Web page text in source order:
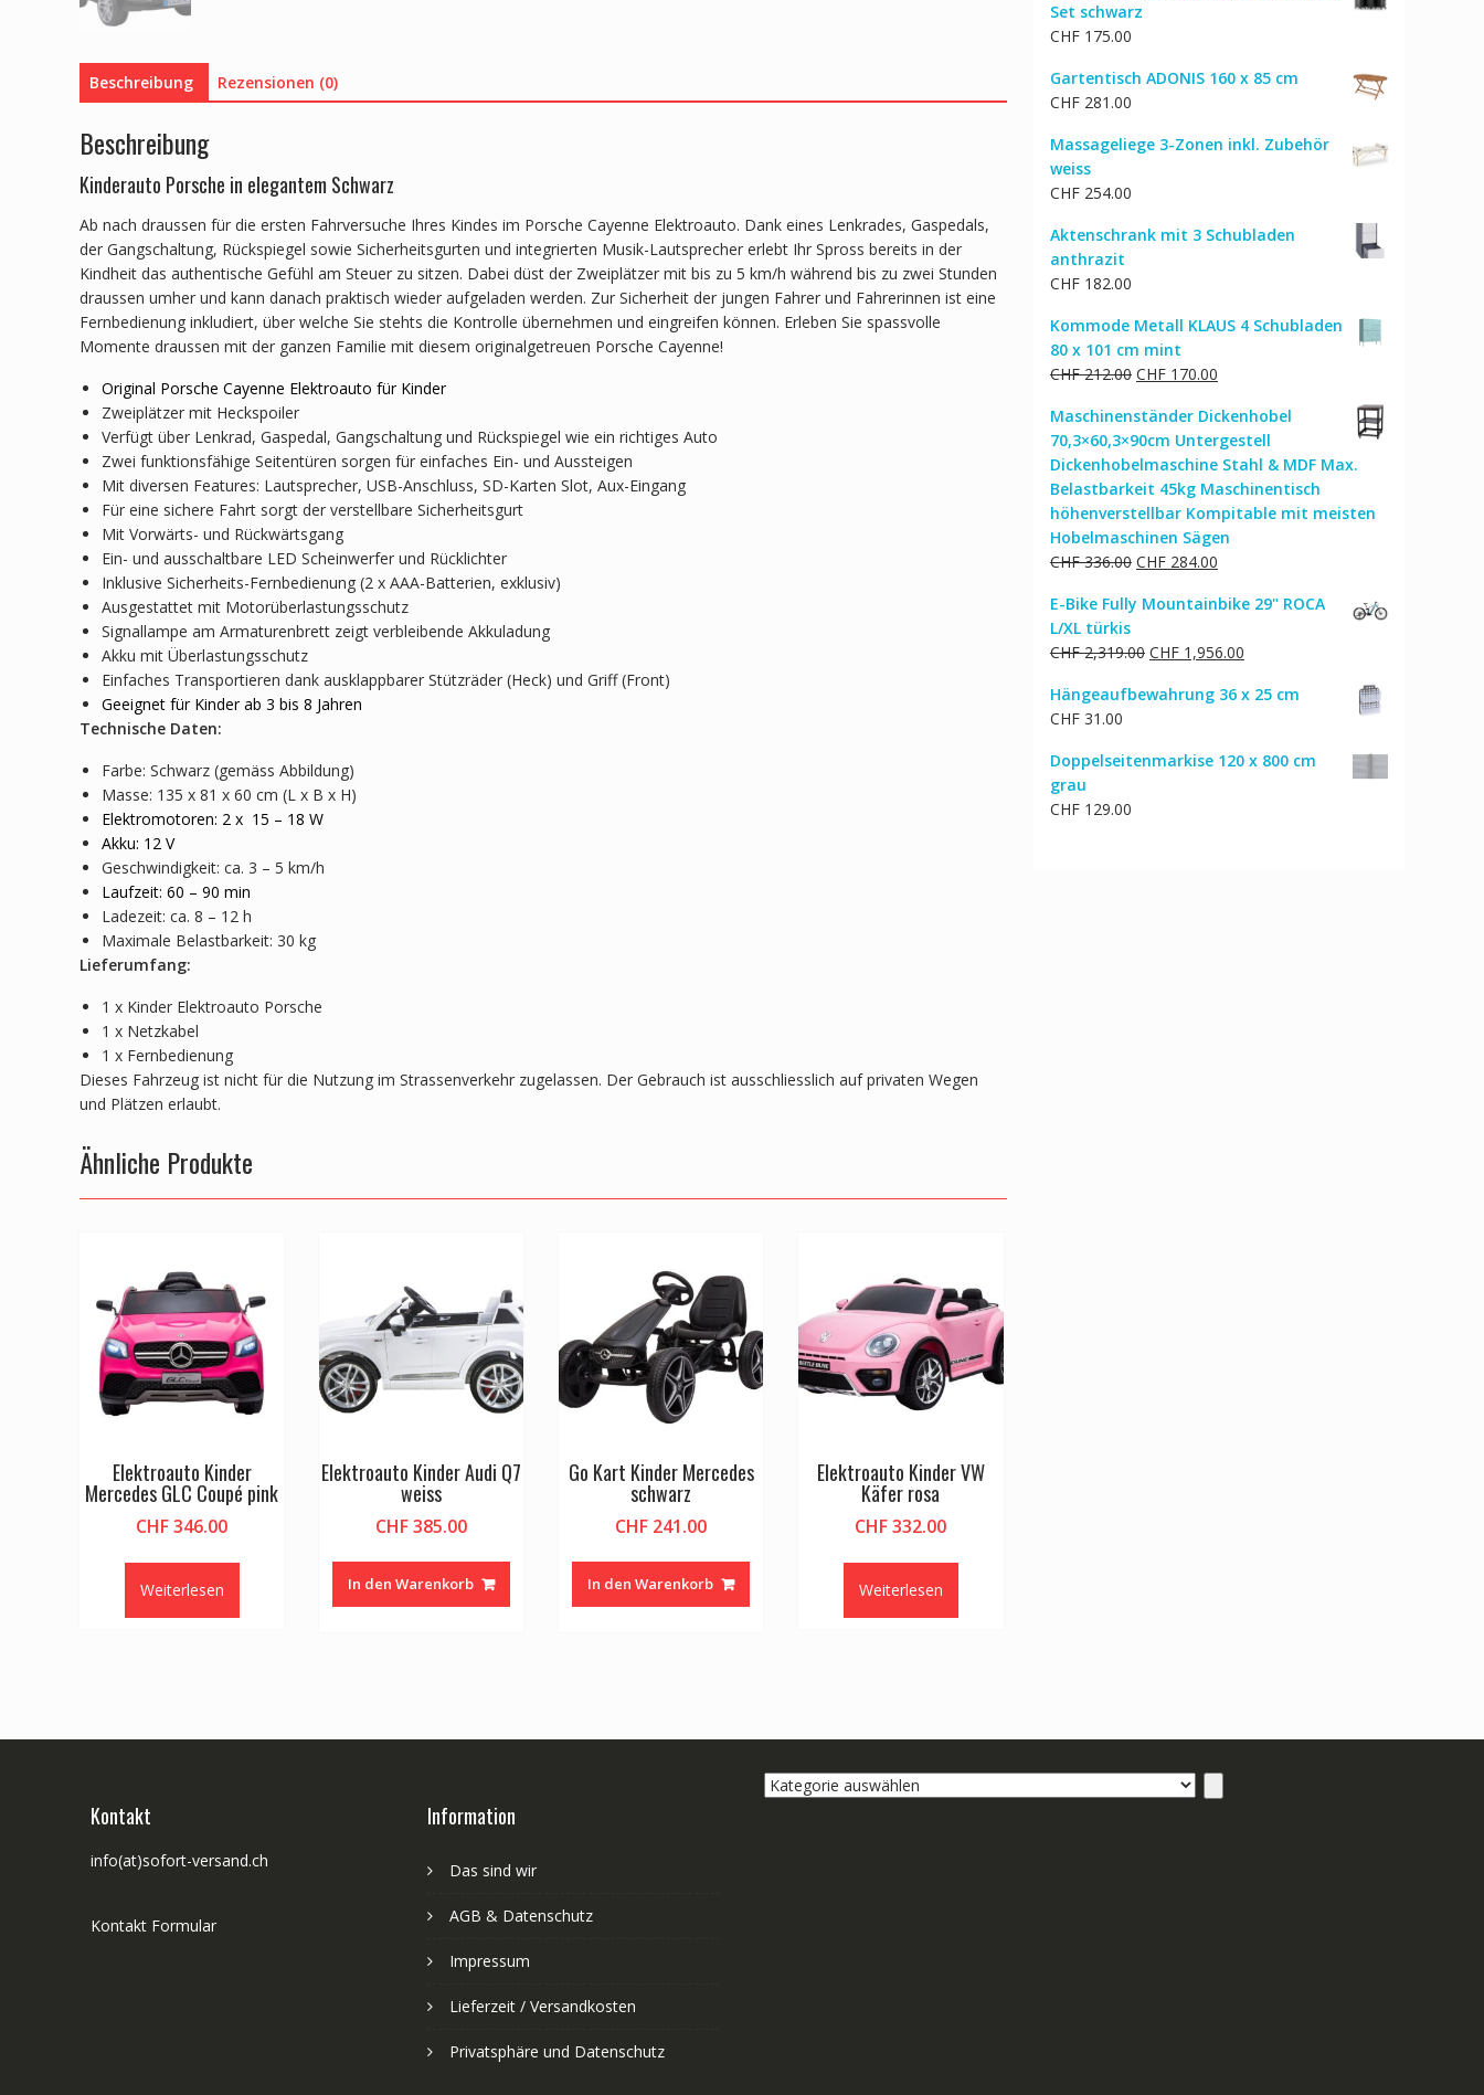
Beschreibung Rezensionen (0)
Beschreibung
Kinderauto Porsche in elegantem Schwarz
Ab nach draussen für die ersten Fahrversuche Ihres Kindes im Porsche Cayenne Elektroauto. Dank eines Lenkrades, Gaspedals,
der Gangschaltung, Rückspiegel sowie Sicherheitsgurten und integrierten Musik-Lautsprecher erlebt Ihr Spross bereits in der
Kindheit das authentische Gefühl am Steuer zu sitzen. Dabei düst der Zweiplätzer mit bis zu 5 km/h während bis zu zwei Stunden
draussen umher und kann danach praktisch wieder aufgeladen werden. Zur Sicherheit der jungen Fahrer und Fahrerinnen ist eine
Fernbedienung inkludiert, über welche Sie stehts die Kontrolle übernehmen und eingreifen können. Erleben Sie spassvolle
Momente draussen mit der ganzen Familie mit diesem originalgetreuen Porsche Cayenne!
Original Porsche Cayenne Elektroauto für Kinder
Zweiplätzer mit Heckspoiler
Verfügt über Lenkrad, Gaspedal, Gangschaltung und Rückspiegel wie ein richtiges Auto
Zwei funktionsfähige Seitentüren sorgen für einfaches Ein- und Aussteigen
Mit diversen Features: Lautsprecher, USB-Anschluss, SD-Karten Slot, Aux-Eingang
Für eine sichere Fahrt sorgt der verstellbare Sicherheitsgurt
Mit Vorwärts- und Rückwärtsgang
Ein- und ausschaltbare LED Scheinwerfer und Rücklichter
Inklusive Sicherheits-Fernbedienung (2 x AAA-Batterien, exklusiv)
Ausgestattet mit Motorüberlastungsschutz
Signallampe am Armaturenbrett zeigt verbleibende Akkuladung
Akku mit Überlastungsschutz
Einfaches Transportieren dank ausklappbarer Stützräder (Heck) und Griff (Front)
Geeignet für Kinder ab 3 bis 8 Jahren
Technische Daten:
Farbe: Schwarz (gemäss Abbildung)
Masse: 135 x 81 x 60 cm (L x B x H)
Elektromotoren: 2 x 15 – 18 W
Akku: 12 V
Geschwindigkeit: ca. 3 – 5 km/h
Laufzeit: 60 – 90 min
Ladezeit: ca. 8 – 12 h
Maximale Belastbarkeit: 30 kg
Lieferumfang:
1 x Kinder Elektroauto Porsche
1 x Netzkabel
1 x Fernbedienung
Dieses Fahrzeug ist nicht für die Nutzung im Strassenverkehr zugelassen. Der Gebrauch ist ausschliesslich auf privaten Wegen
und Plätzen erlaubt.
Ähnliche Produkte
Elektroauto Kinder
Mercedes GLC Coupé pink
CHF346.00
Weiterlesen
Elektroauto Kinder Audi Q7
weiss
CHF385.00
In den Warenkorb
Go Kart Kinder Mercedes
schwarz
CHF 241.00
In den Warenkorb
Elektroauto Kinder VW
Käfer rosa
CHF332.00
Weiterlesen
Set schwarz
CHF 175.00
Gartentisch ADONIS 160 x 85 cm
CHF 281.00
Massageliege 3-Zonen inkl. Zubehör
weiss
CHF 254.00
Aktenschrank mit 3 Schubladen
anthrazit
CHF 182.00
Kommode Metall KLAUS 4 Schubladen
80 x 101 cm mint
CHF212.00 Ursprünglicher
war:
CHF 212.00
CHF 170.00
ist:
CHF 170.00.
Maschinenständer Dickenhobel
70,3×60,3×90cm Untergestell
Dickenhobelmaschine Stahl & MDF Max.
Belastbarkeit 45kg Maschinentisch
höhenverstellbar Kompitable mit meisten
Hobelmaschinen Sägen
CHF336.00 Ursprünglicher
war:
CHF 284.00
ist:
E-Bike Fully Mountainbike 29" ROCA
L/XL türkis
CHF2,319.00 Ursprünglicher
war:
CHF 1,956.00
ist:
Hängeaufbewahrung 36 x 25 cm
CHF 31.00
Doppelseitenmarkise 120 x 800 cm
grau
CHF 129.00
Kontakt
info(at)sofort-versand.ch
Kontakt Formular
Information
Das sind wir
AGB & Datenschutz
Impressum
Lieferzeit / Versandkosten
Privatsphäre und Datenschutz
Kategorie